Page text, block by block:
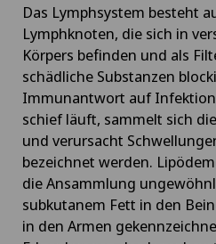
Das Lymphsystem besteht
Lymphknoten, die sich in
Körpers befinden und als
schädliche Substanzen
Immunantwort auf
schief läuft, sammelt sich
und verursacht
bezeichnet werden.
die Ansammlung
subkutanem Fett in den
in den Armen